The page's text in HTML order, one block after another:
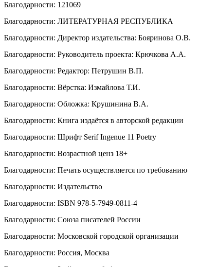
Благодарности: 121069
Благодарности: ЛИТЕРАТУРНАЯ РЕСПУБЛИКА
Благодарности: Директор издательства: Бояринова О.В.
Благодарности: Руководитель проекта: Крючкова А.А.
Благодарности: Редактор: Петрушин В.П.
Благодарности: Вёрстка: Измайлова Т.И.
Благодарности: Обложка: Крушинина В.А.
Благодарности: Книга издаётся в авторской редакции
Благодарности: Шрифт Serif Ingenue 11 Poetry
Благодарности: Возрастной ценз 18+
Благодарности: Печать осуществляется по требованию
Благодарности: Издательство
Благодарности: ISBN 978-5-7949-0811-4
Благодарности: Союза писателей России
Благодарности: Московской городской организации
Благодарности: Россия, Москва